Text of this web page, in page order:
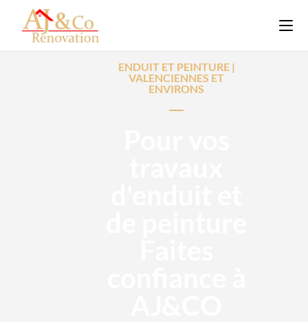
ENDUIT ET PEINTURE |
VALENCIENNES ET
ENVIRONS